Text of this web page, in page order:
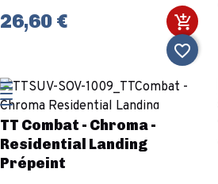
26,60 €
favorite_border
TT Combat - Chroma -
Residential Landing
Prépeint